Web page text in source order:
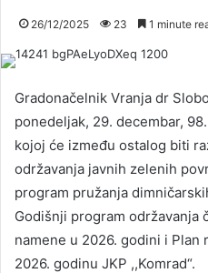
26/12/2025 23 1 minute
Gradonačelnik Vranja dr
ponedeljak, 29. decembar,
kojoj će između ostalog biti
održavanja javnih zelenih
program pružanja
Godišnji program održavanja
namene u 2026. godini i Plan
2026. godinu JKP ,,Komrad“.